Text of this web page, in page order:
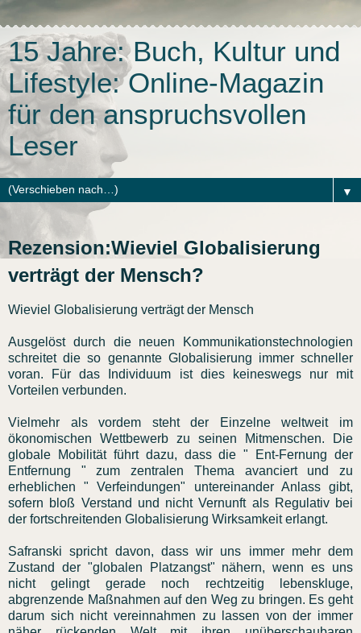
15 Jahre: Buch, Kultur und
Lifestyle: Online-Magazin
für den anspruchsvollen
Leser
▼
Rezension:Wieviel Globalisierung
verträgt der Mensch?
Wieviel Globalisierung verträgt der Mensch
Ausgelöst durch die neuen Kommunikationstechnologien
schreitet die so genannte Globalisierung immer schneller
voran. Für das Individuum ist dies keineswegs nur mit
Vorteilen verbunden.
Vielmehr als vordem steht der Einzelne weltweit im
ökonomischen Wettbewerb zu seinen Mitmenschen. Die
globale Mobilität führt dazu, dass die " Ent-Fernung der
Entfernung " zum zentralen Thema avanciert und zu
erheblichen " Verfeindungen" untereinander Anlass gibt,
sofern bloß Verstand und nicht Vernunft als Regulativ bei
der fortschreitenden Globalisierung Wirksamkeit erlangt.
Safranski spricht davon, dass wir uns immer mehr dem
Zustand der "globalen Platzangst" nähern, wenn es uns
nicht gelingt gerade noch rechtzeitig lebenskluge,
abgrenzende Maßnahmen auf den Weg zu bringen. Es geht
darum sich nicht vereinnahmen zu lassen von der immer